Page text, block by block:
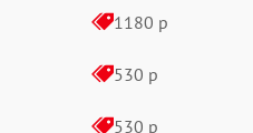
1180 р
530 р
530 р